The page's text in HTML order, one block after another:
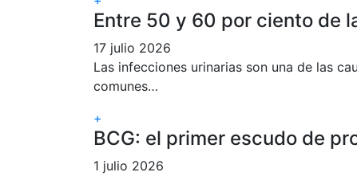
Entre 50 y 60 por ciento de
17 julio 2026
Las infecciones urinarias son una de las
comunes…
+
BCG: el primer escudo de
1 julio 2026